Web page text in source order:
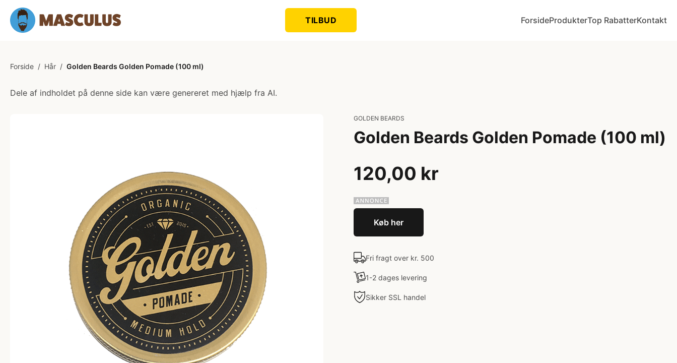
TILBUD ForsideProdukterTop RabatterKontakt
Forside / Hår / Golden Beards Golden Pomade (100 ml)
Dele af indholdet på denne side kan være genereret med hjælp fra AI.
GOLDEN BEARDS
Golden Beards Golden Pomade (100 ml)
120,00 kr
Køb her
Fri fragt over kr. 500
1-2 dages levering
Sikker SSL handel